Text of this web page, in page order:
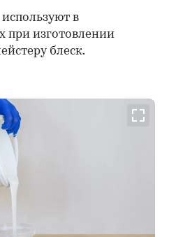
в
при изготовлении
блеск.